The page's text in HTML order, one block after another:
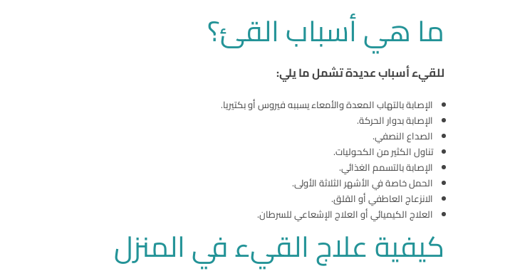
ما هي أسباب القئ؟
للقيء أسباب عديدة تشمل ما يلي:
الإصابة بالتهاب المعدة والأمعاء يسببه فيروس أو بكتيريا.
الإصابة بدوار الحركة.
الصداع النصفي.
تناول الكثير من الكحوليات.
الإصابة بالتسمم الغذائي.
الحمل خاصة في الأشهر الثلاثة الأولى.
الانزعاج العاطفي أو القلق.
العلاج الكيميائي أو العلاج الإشعاعي للسرطان.
كيفية علاج القيء في المنزل